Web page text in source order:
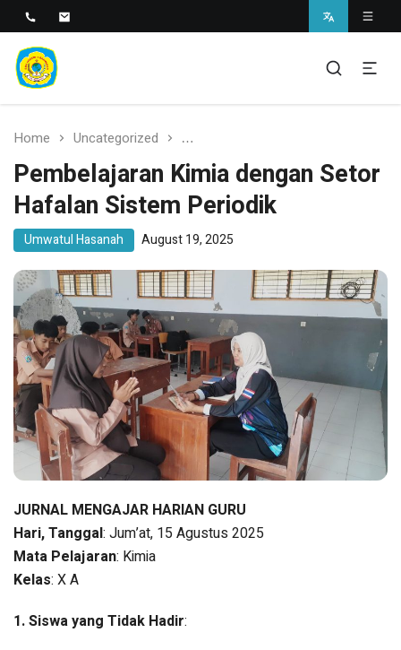
SMAN 1 Bantaran
SMAN 1 BANTARAN
Home Uncategorized Pembelajaran Kimia dengan
Pembelajaran Kimia dengan Setor
Hafalan Sistem Periodik
Umwatul Hasanah August 19, 2025
JURNAL MENGAJAR HARIAN GURU
Hari, Tanggal: Jum’at, 15 Agustus 2025
Mata Pelajaran: Kimia
Kelas: X A
1. Siswa yang Tidak Hadir: